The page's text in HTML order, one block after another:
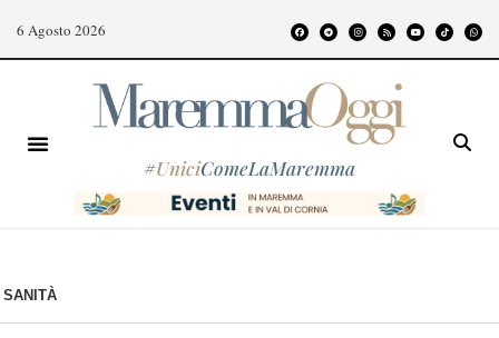
6 Agosto 2026
#UniciComeLaMaremma
SANITÀ